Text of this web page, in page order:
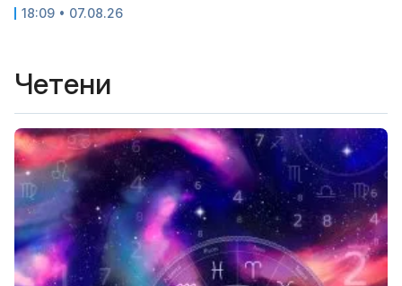
18:09 • 07.08.26
Четени